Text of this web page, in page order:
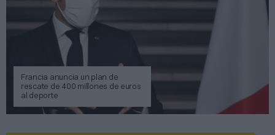
Francia anuncia un plan de
rescate de 400 millones de euros
al deporte